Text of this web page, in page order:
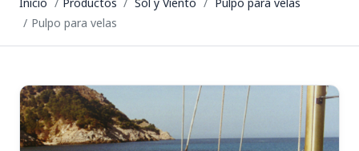
Pulpo para velas